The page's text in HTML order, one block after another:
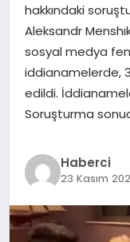
YAŞAM
GÜNDEM
hakkındaki
Aleksandr
sosyal medya
iddianamelerde,
edildi.
Soruşturma
Haberci
23 Kasım